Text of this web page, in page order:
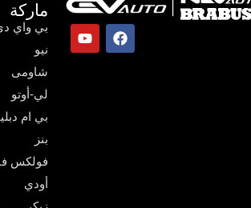
ماركة
بي واي
نيو
شاومى
لي-أوتو
بي ام
بنز
فولكس
أودي